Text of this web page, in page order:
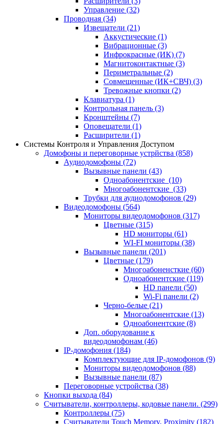
Управление (32)
Проводная (34)
Извещатели (21)
Аккустические (1)
Вибрационные (3)
Инфрокрасные (ИК) (7)
Магнитоконтактные (3)
Периметральные (2)
Совмещенные (ИК+СВЧ) (3)
Тревожные кнопки (2)
Клавиатура (1)
Контрольная панель (3)
Кронштейны (7)
Оповещатели (1)
Расширители (1)
Системы Контроля и Управления Доступом
Домофоны и переговорные устрйства (858)
Аудиодомофоны (72)
Вызывные панели (43)
Одноабонентские (10)
Многоабонентские (33)
Трубки для аудиодомофонов (29)
Видеодомофоны (564)
Мониторы видеодомофонов (317)
Цветные (315)
HD мониторы (61)
WI-FI мониторы (38)
Вызывные панели (201)
Цветные (179)
Многоабоненсткие (60)
Одноабонентские (119)
HD панели (50)
Wi-Fi панели (2)
Черно-белые (21)
Многоабонентские (13)
Одноабонентские (8)
Доп. оборудование к
видеодомофонам (46)
IP-домофония (184)
Комплектующие для IP-домофонов (9)
Мониторы видеодомофонов (88)
Вызывные панели (87)
Переговорные устройства (38)
Кнопки выхода (84)
Считыватели, контроллеры, кодовые панели. (299)
Контроллеры (75)
Считыватели Touch Memory, Proximity (182)